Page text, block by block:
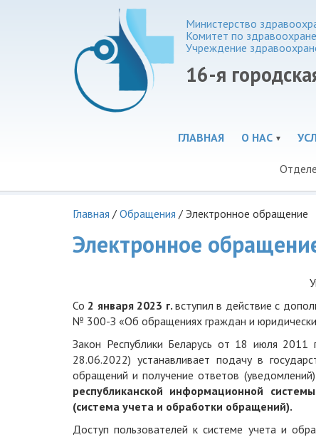
Министерство
Комитет по
Учреждение
16-я
ГЛАВНАЯ О НАС
Главная / Обращения / Электронное обращение
Электронное
Со 2 января 2023 г. вступил в действие с
№ 300-З «Об обращениях граждан и
Закон Республики Беларусь от 18 июля
28.06.2022) устанавливает подачу в
обращений и получение ответов
республиканской информационной
(система учета и обработки обращений).
Доступ пользователей к системе учета и